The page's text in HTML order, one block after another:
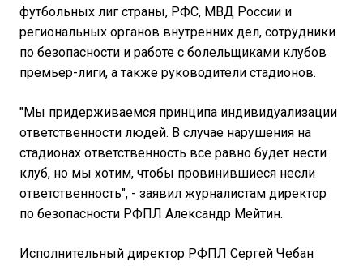
футбольных лиг страны, РФС, МВД России и
региональных органов внутренних дел, сотрудники
по безопасности и работе с болельщиками клубов
премьер-лиги, а также руководители стадионов.
"Мы придерживаемся принципа индивидуализации
ответственности людей. В случае нарушения на
стадионах ответственность все равно будет нести
клуб, но мы хотим, чтобы провинившиеся несли
ответственность", - заявил журналистам директор
по безопасности РФПЛ Александр Мейтин.
Исполнительный директор РФПЛ Сергей Чебан